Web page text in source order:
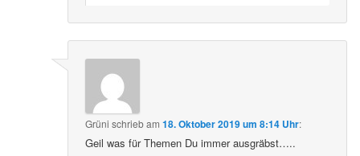
Grüni schriebam18. Oktober 2019 um 8:14 Uhr:
Geil was für Themen Du immer ausgräbst…..